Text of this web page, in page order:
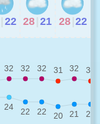
22 28 21 28 22